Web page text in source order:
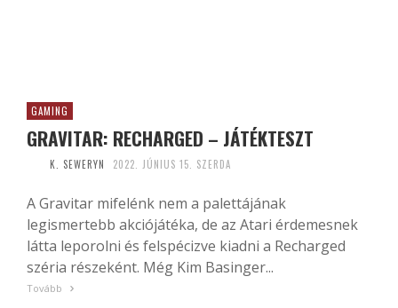
GAMING
GRAVITAR: RECHARGED – JÁTÉKTESZT
K. SEWERYN 2022. JÚNIUS 15. SZERDA
A Gravitar mifelénk nem a palettájának
legismertebb akciójátéka, de az Atari érdemesnek
látta leporolni és felspécizve kiadni a Recharged
széria részeként. Még Kim Basinger...
Tovább